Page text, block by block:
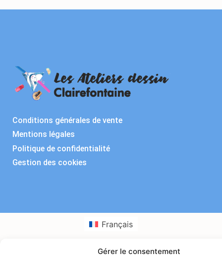
Gérer le consentement
Conditions générales de vente
Mentions légales
Politique de confidentialité
Gestion des cookies
Français